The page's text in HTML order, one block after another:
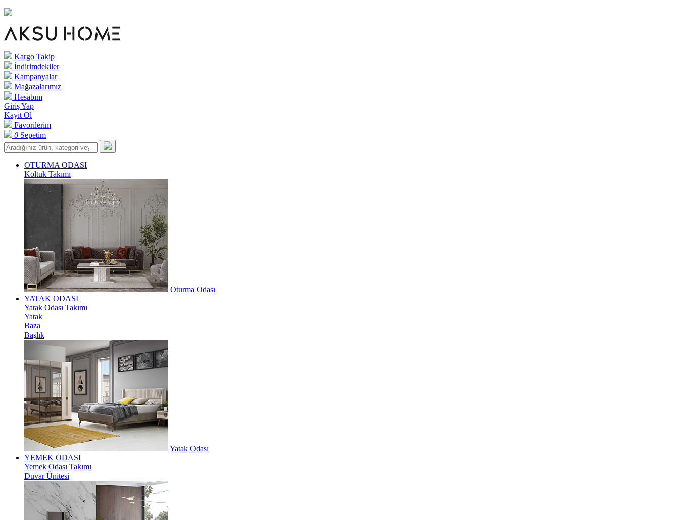
Kargo Takip
İndirimdekiler
Kampanyalar
Mağazalarımız
Hesabım
Giriş Yap
Kayıt Ol
Favorilerim
0 Sepetim
OTURMA ODASI
Koltuk Takımı
Oturma Odası
YATAK ODASI
Yatak Odası Takımı
Yatak
Baza
Başlık
Yatak Odası
YEMEK ODASI
Yemek Odası Takımı
Duvar Ünitesi